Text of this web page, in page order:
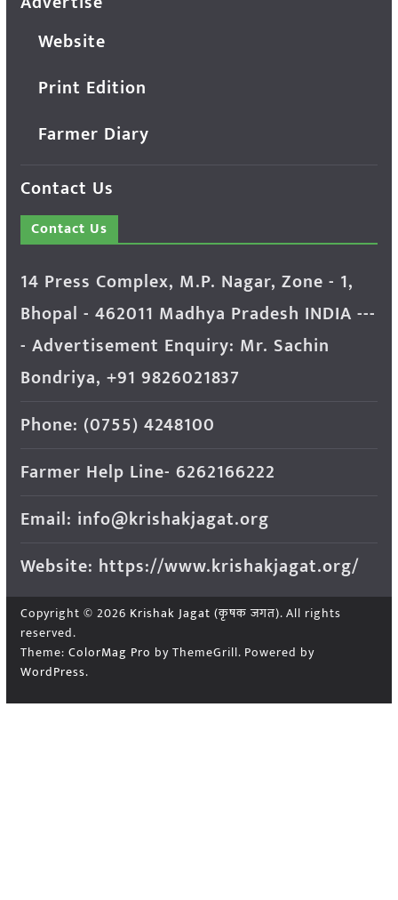
Website
Print Edition
Farmer Diary
Contact Us
Contact Us
14 Press Complex, M.P. Nagar, Zone - 1,
Bhopal - 462011 Madhya Pradesh INDIA ---
- Advertisement Enquiry: Mr. Sachin
Bondriya, +91 9826021837
Phone: (0755) 4248100
Farmer Help Line- 6262166222
Email: info@krishakjagat.org
Website: https://www.krishakjagat.org/
Copyright © 2026 Krishak Jagat (कृषक जगत). All rights
reserved.
Theme: ColorMag Pro by ThemeGrill. Powered by
WordPress.